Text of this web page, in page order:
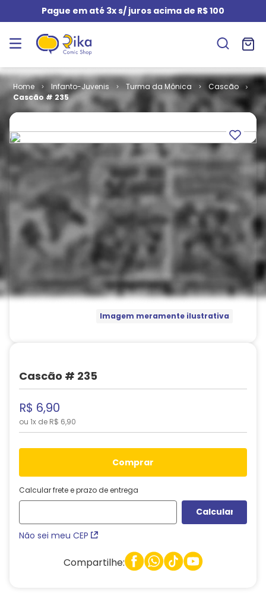
Pague em até 3x s/ juros acima de R$ 100
Infanto-Juvenis Turma da Mônica
Cascão
Cascão # 235
Imagem meramente ilustrativa
Cascão # 235
R$ 6,90
ou 1x de R$ 6,90
comprar
Calcular frete e prazo de entrega
Não sei meu CEP
Compartilhe: